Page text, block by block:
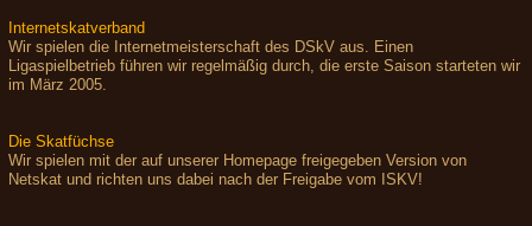
Internetskatverband
Wir spielen die Internetmeisterschaft des DSkV aus. Einen
Ligaspielbetrieb führen wir regelmäßig durch, die erste Saison starteten wir
im März 2005.
Die Skatfüchse
Wir spielen mit der auf unserer Homepage freigegeben Version von
Netskat und richten uns dabei nach der Freigabe vom ISKV!